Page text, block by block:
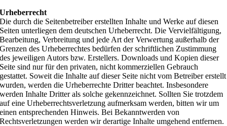
Urheberrecht
Die durch die Seitenbetreiber erstellten Inhalte und Werke auf diesen
Seiten unterliegen dem deutschen Urheberrecht. Die Vervielfältigung,
Bearbeitung, Verbreitung und jede Art der Verwertung außerhalb der
Grenzen des Urheberrechtes bedürfen der schriftlichen Zustimmung
des jeweiligen Autors bzw. Erstellers. Downloads und Kopien dieser
Seite sind nur für den privaten, nicht kommerziellen Gebrauch
gestattet. Soweit die Inhalte auf dieser Seite nicht vom Betreiber erstellt
wurden, werden die Urheberrechte Dritter beachtet. Insbesondere
werden Inhalte Dritter als solche gekennzeichnet. Sollten Sie trotzdem
auf eine Urheberrechtsverletzung aufmerksam werden, bitten wir um
einen entsprechenden Hinweis. Bei Bekanntwerden von
Rechtsverletzungen werden wir derartige Inhalte umgehend entfernen.